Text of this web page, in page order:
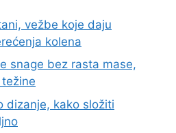
vežbe koje daju
kolena
snage bez rasta mase,
dizanje, kako složiti